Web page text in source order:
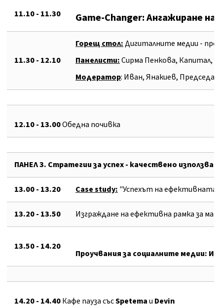
11.10 - 11.30 Game-Changer: Aнгажиране
11.30- 12.10
Горещ стол:Дигиталните медии -
Панелисти:Сирма Пенкова, Капитал,
Модератор: Иван, Янакиев,
12.10- 13.00Обедна почивка
ПАНЕЛ 3. Стратегии за успех - качествено
13.00- 13.20 Case study: "Успехът на ефективната
13.20- 13.50 Изграждане на ефективна рамка за
13.50- 14.20
Проучвания за социалните медии:
14.20- 14.40Кафе пауза съсSpetemaиDevin